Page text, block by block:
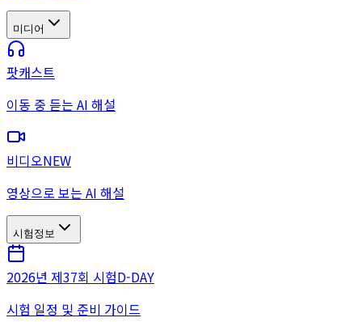
미디어
팟캐스트
이동 중 듣는 AI 해설
비디오NEW
영상으로 보는 AI 해설
시험정보
2026년 제37회 시험D-DAY
시험 일정 및 준비 가이드